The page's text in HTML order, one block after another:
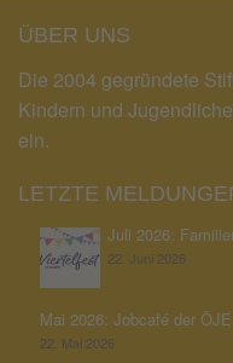
ÜBER UNS
Die 2004 gegründete
Kindern und
ein.
LETZTE
Juli 2026:
22. Juni 2026
Mai 2026: Jobcafé der
22. Mai 2026